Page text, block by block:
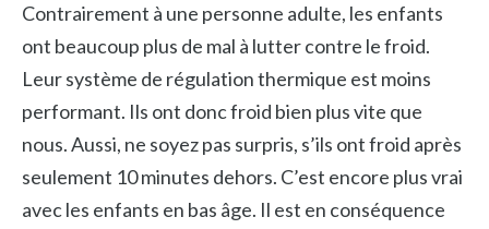
Contrairement à une personne adulte, les enfants
ont beaucoup plus de mal à lutter contre le froid.
Leur système de régulation thermique est moins
performant. Ils ont donc froid bien plus vite que
nous. Aussi, ne soyez pas surpris, s’ils ont froid après
seulement 10 minutes dehors. C’est encore plus vrai
avec les enfants en bas âge. Il est en conséquence